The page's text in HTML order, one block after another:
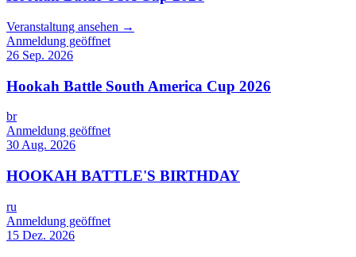
Veranstaltung ansehen →
Anmeldung geöffnet
26 Sep. 2026
Hookah Battle South America Cup 2026
br
Anmeldung geöffnet
30 Aug. 2026
HOOKAH BATTLE'S BIRTHDAY
ru
Anmeldung geöffnet
15 Dez. 2026